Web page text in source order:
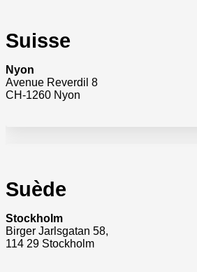
Suisse
Nyon
Avenue Reverdil 8
CH-1260 Nyon
Suède
Stockholm
Birger Jarlsgatan 58,
114 29 Stockholm